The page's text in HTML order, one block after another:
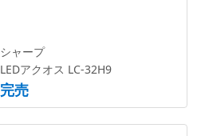
シャープ
LEDアクオス LC-32H9
完売